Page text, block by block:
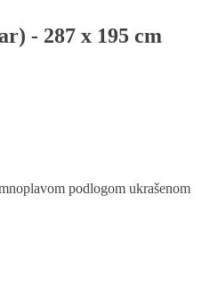
- 287 x 195 cm
podlogom ukrašenom